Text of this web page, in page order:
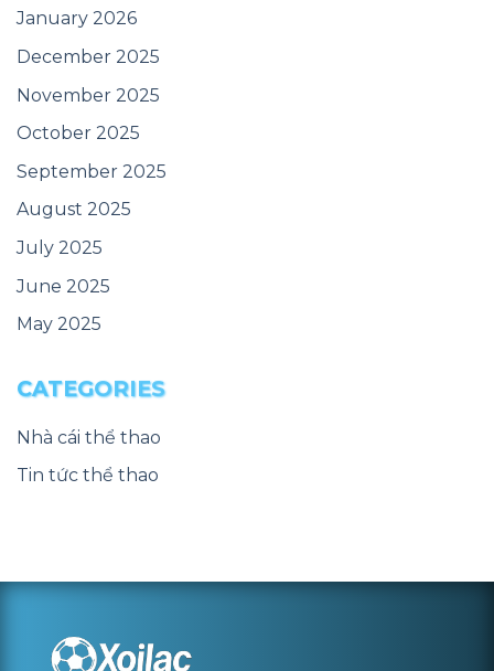
January 2026
December 2025
November 2025
October 2025
September 2025
August 2025
July 2025
June 2025
May 2025
CATEGORIES
Nhà cái thể thao
Tin tức thể thao